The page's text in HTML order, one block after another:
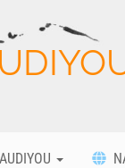
AUDIYOU